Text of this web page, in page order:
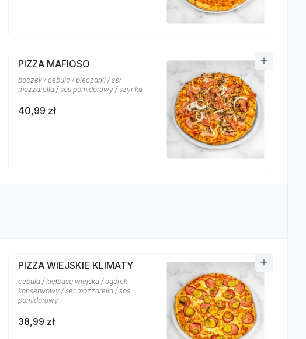
PIZZA MAFIOSO
boczek / cebula / pieczarki / ser
mozzarella / sos pomidorowy / szynka
40,99 zł
PIZZA WIEJSKIE KLIMATY
cebula / kiełbasa wiejska / ogórek
konserwowy / ser mozzarella / sos
pomidorowy
38,99 zł